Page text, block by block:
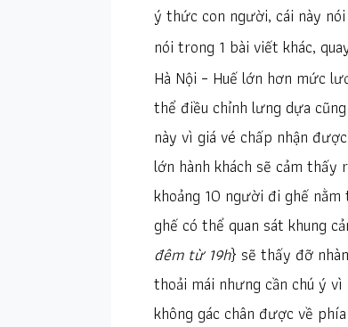
ý thức con người, cái này
nói trong 1 bài viết khác,
Hà Nội – Huế lớn hơn mức
thể điều chỉnh lưng dựa
này vì giá vé chấp nhận
lớn hành khách sẽ cảm thấy
khoảng 10 người đi ghế
ghế có thể quan sát khung
đêm từ 19h} sẽ thấy đỡ
thoải mái nhưng cần chú ý
không gác chân được về